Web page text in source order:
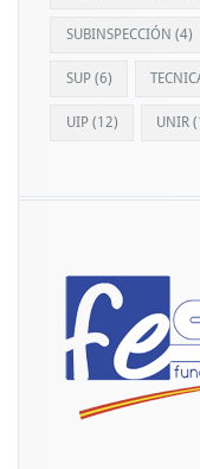
SUBINSPECCIÓN (4)
SUP(6)
UIP(12) UNIR